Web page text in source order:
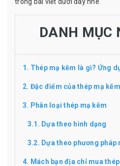
DANH MỤC
1. Thép mạ kẽm là gì? Ứng
2. Đặc điểm của thép mạ kẽm
3. Phân loại thép mạ kẽm
3.1. Dựa theo hình dạng
3.2. Dựa theo phương pháp
4. Mách bạn địa chỉ mua